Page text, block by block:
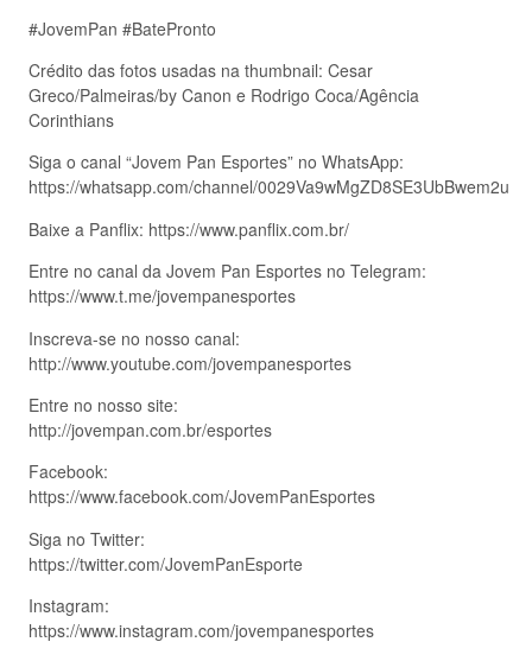
#JovemPan #BatePronto
Crédito das fotos usadas na thumbnail: Cesar
Greco/Palmeiras/by Canon e Rodrigo Coca/Agência
Corinthians
Siga o canal “Jovem Pan Esportes” no WhatsApp:
https://whatsapp.com/channel/0029Va9wMgZD8SE3UbBwem2u
Baixe a Panflix: https://www.panflix.com.br/
Entre no canal da Jovem Pan Esportes no Telegram:
https://www.t.me/jovempanesportes
Inscreva-se no nosso canal:
http://www.youtube.com/jovempanesportes
Entre no nosso site:
http://jovempan.com.br/esportes
Facebook:
https://www.facebook.com/JovemPanEsportes
Siga no Twitter:
https://twitter.com/JovemPanEsporte
Instagram:
https://www.instagram.com/jovempanesportes